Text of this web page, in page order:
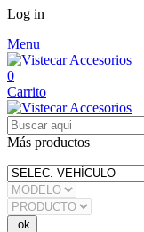
Log in
Menu
0
Carrito
Más productos